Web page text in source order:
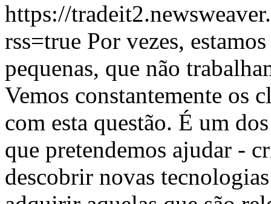
https://
rss=true Por vezes,
pequenas, que não
Vemos constantemente os
com esta questão. É um
que pretendemos ajudar -
descobrir novas